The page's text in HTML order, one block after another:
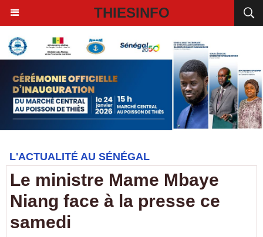
THIESINFO
L'ACTUALITÉ AU SÉNÉGAL
Le ministre Mame Mbaye
Niang face à la presse ce
samedi